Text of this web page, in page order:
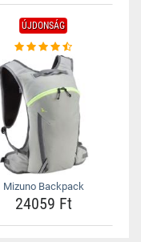
ÚJDONSÁG
Mizuno Backpack
24059 Ft